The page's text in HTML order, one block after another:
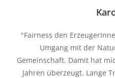
"Fairness den
Umgang mit der
Gemeinschaft. Damit hat
Jahren überzeugt. Lange